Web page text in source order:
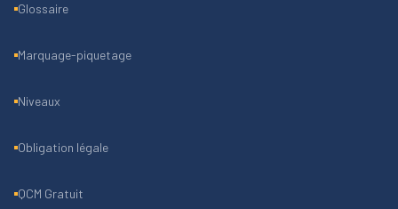
Glossaire
Marquage-piquetage
Niveaux
Obligation légale
QCM Gratuit